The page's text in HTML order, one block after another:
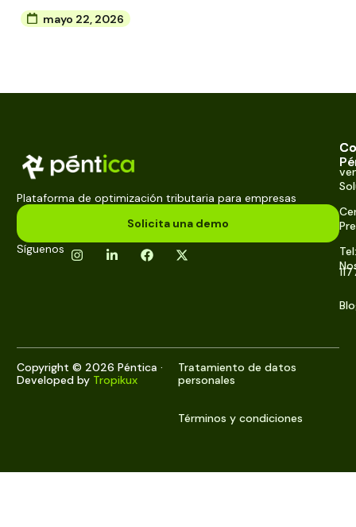
mayo 22, 2026
Plataforma de optimización tributaria para empresas
Solicita una demo
Síguenos
Copyright © 2026 Péntica ·
Developed by Tropikux
Tratamiento de datos
personales
Términos y condiciones